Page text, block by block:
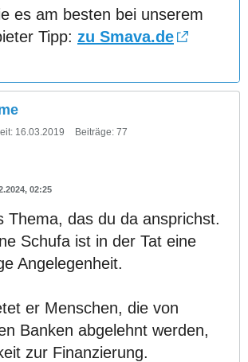
es am besten bei unserem
Tipp: zu Smava.de
16.03.2019 Beiträge: 77
02:25
Thema, das du da ansprichst.
Schufa ist in der Tat eine
Angelegenheit.
er Menschen, die von
Banken abgelehnt werden,
zur Finanzierung.